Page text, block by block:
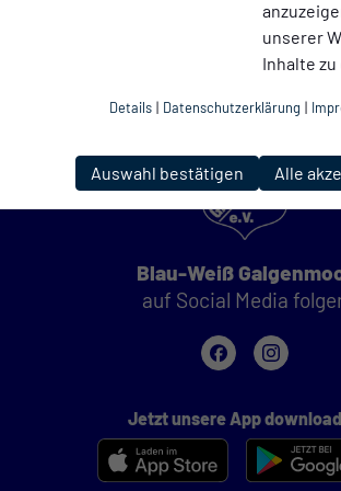
unserer
Inhalte
Details | Datenschutzerklärung |
Auswahl bestätigen Alle
Blau-Weiß
auf Social Media
Jetzt unsere App